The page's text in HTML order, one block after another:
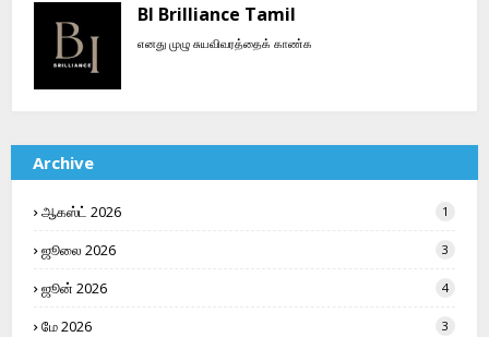
BI Brilliance Tamil
எனது முழு சுயவிவரத்தைக் காண்க
Archive
ஆகஸ்ட் 2026 1
ஜூலை 2026 3
ஜூன் 2026 4
மே 2026 3